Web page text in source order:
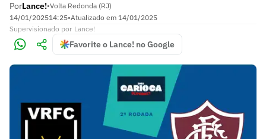
PorLance!•Volta Redonda (RJ)
14/01/202514:25•Atualizado em 14/01/2025
Supervisionado por Lance!
Favorite o Lance! no Google